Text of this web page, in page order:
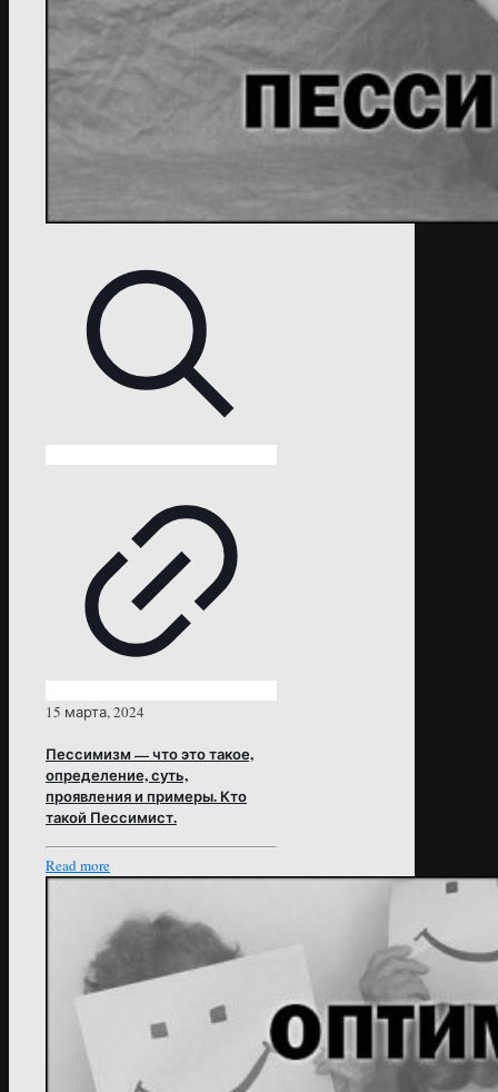
15 марта, 2024
Пессимизм — что это такое,
определение, суть,
проявления и примеры. Кто
такой Пессимист.
Read more